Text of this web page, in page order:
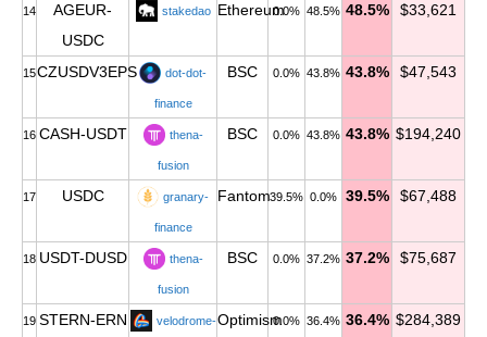
14
AGEUR-
USDC
stakedao Ethereum0.0% 48.5% 48.5% $33,621
15CZUSDV3EPS dot-dot-
finance
BSC 0.0% 43.8% 43.8% $47,543
16 CASH-USDT thena-
fusion
BSC 0.0% 43.8% 43.8% $194,240
17 USDC granary-
finance
Fantom39.5% 0.0% 39.5% $67,488
18 USDT-DUSD thena-
fusion
BSC 0.0% 37.2% 37.2% $75,687
19 STERN-ERN velodrome-Optimism0.0% 36.4% 36.4% $284,389